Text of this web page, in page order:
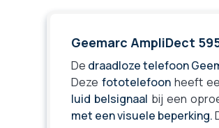
Oproepenlijst
Weergave van het nummer en de
Bluetooth
Hoofdtelefooningang
Geemarc AmpliDect
De draadloze telefoon
Deze fototelefoonheeft
luid belsignaal bij een
met een visuele beperking.